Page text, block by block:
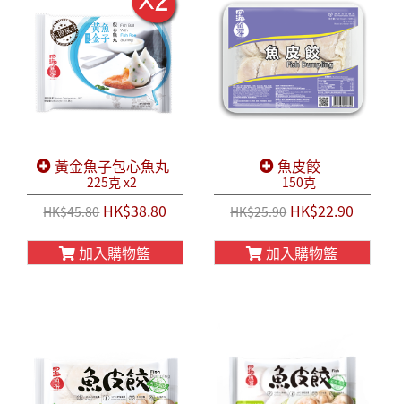
黃金魚子包心魚丸
225克 x2
HK$45.80HK$38.80
加入購物籃
魚皮餃
150克
HK$25.90HK$22.90
加入購物籃